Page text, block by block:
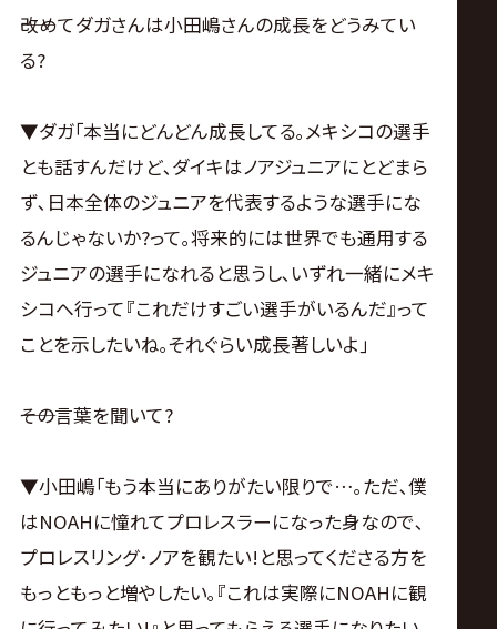
――改めてダガさんは小田嶋さんの成長をどうみてい
る?
▼ダガ｢本当にどんどん成長してる｡メキシコの選手
とも話すんだけど､ダイキはノアジュニアにとどまら
ず､日本全体のジュニアを代表するような選手にな
るんじゃないか?って｡将来的には世界でも通用する
ジュニアの選手になれると思うし､いずれ一緒にメキ
シコへ行って『これだけすごい選手がいるんだ』って
ことを示したいね｡それぐらい成長著しいよ｣
――その言葉を聞いて?
▼小田嶋｢もう本当にありがたい限りで…｡ただ､僕
はNOAHに憧れてプロレスラーになった身なので､
プロレスリング･ノアを観たい!と思ってくださる方を
もっともっと増やしたい｡『これは実際にNOAHに観